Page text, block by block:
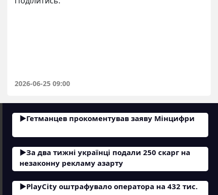
2026-06-25 09:00
Гетманцев прокоментував заяву Мінцифри
За два тижні українці подали 250 скарг на
незаконну рекламу азарту
PlayCity оштрафувало оператора на 432 тис.